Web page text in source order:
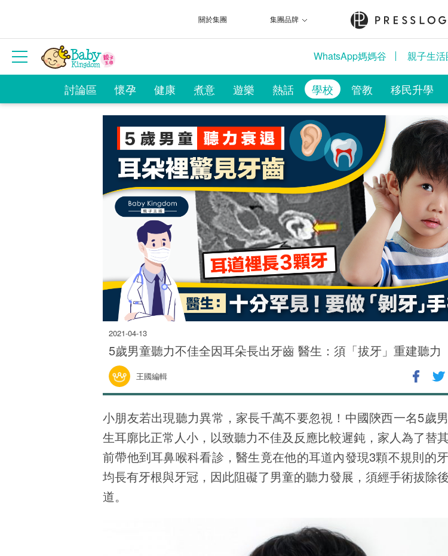
關於集團 集團品牌
WhatsApp媽媽谷 親子生活
討論區 懷孕 健康 煮意 遊樂 熱話 學校 管教 移民升學
2021-04-13
5歲男童聽力不佳全因耳朵長出牙齒 醫生：須「拔牙」重建聽力
王國編輯
小朋友若出現聽力異常，家長千萬不要忽視！中國陝西一名5歲
生耳廓比正常人小，以致聽力不佳及反應比較遲鈍，家人為了替
前帶他到耳鼻喉科看診，醫生竟在他的耳道內發現3顆不規則的
均長有牙根與牙冠，因此阻礙了男童的聽力發展，須經手術拔除
道。